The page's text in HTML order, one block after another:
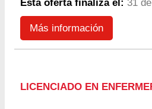
Esta oferta finaliza el: 31
Más información
LICENCIADO EN